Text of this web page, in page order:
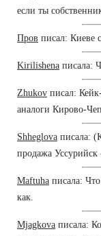
если ты
Пров писал: Киеве
Kirilishena писала:
Zhukov писал:
аналоги Кирово-
Shheglova писала:
продажа Уссурийск
Maftuha писала:
как.
Mjagkova писала: